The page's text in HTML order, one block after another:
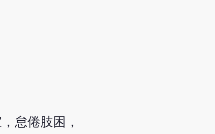
怠倦肢困，